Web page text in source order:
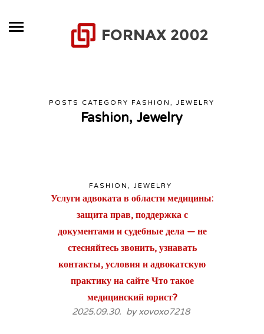
POSTS CATEGORY FASHION, JEWELRY
Fashion, Jewelry
FASHION, JEWELRY
Услуги адвоката в области медицины:
защита прав, поддержка с
документами и судебные дела — не
стесняйтесь звонить, узнавать
контакты, условия и адвокатскую
практику на сайте Что такое
медицинский юрист?
2025.09.30. byxovoxo7218